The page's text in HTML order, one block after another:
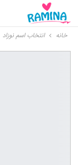
خانه انتخاب اسم نوزاد